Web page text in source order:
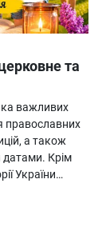
та
важливих
православних
а також
датами. Крім
України…